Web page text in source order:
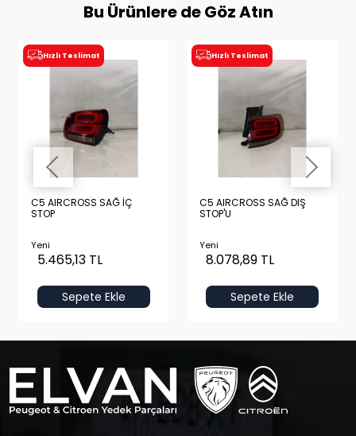
Bu Ürünlere de Göz Atın
Hızlı Teslimat
C5 AIRCROSS SAĞ İÇ
STOP
Yeni
5.465,13 TL
Sepete Ekle
Hızlı Teslimat
C5 AIRCROSS SAĞ DIŞ
STOP'U
Yeni
8.078,89 TL
Sepete Ekle